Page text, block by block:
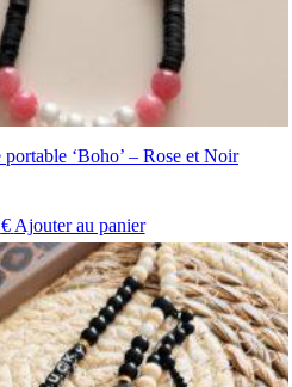
‘Boho’ – Rose et Noir
€ Ajouter au panier